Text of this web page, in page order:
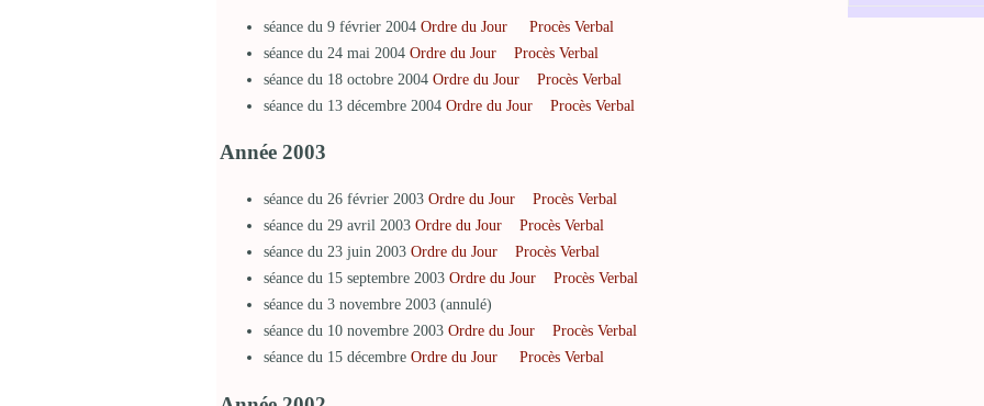
séance du 9 février 2004 Ordre du Jour
Procès Verbal
séance du 24 mai 2004 Ordre du Jour
Procès Verbal
séance du 18 octobre 2004 Ordre du Jour
Procès Verbal
séance du 13 décembre 2004 Ordre du Jour Procès Verbal
Année 2003
séance du 26 février 2003 Ordre du Jour
Procès Verbal
séance du 29 avril 2003 Ordre du Jour
Procès Verbal
séance du 23 juin 2003 Ordre du Jour
Procès Verbal
séance du 15 septembre 2003 Ordre du Jour
Procès Verbal
séance du 3 novembre 2003 (annulé)
séance du 10 novembre 2003 Ordre du Jour
Procès Verbal
séance du 15 décembre Ordre du Jour Procès Verbal